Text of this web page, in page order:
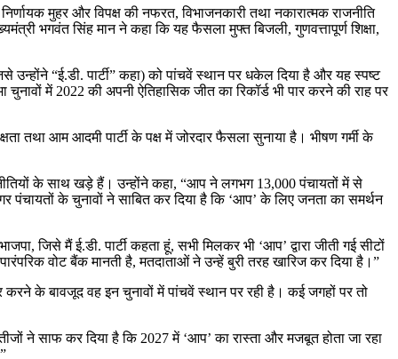
मुहर और विपक्ष की नफरत, विभाजनकारी तथा नकारात्मक राजनीति
भगवंत सिंह मान ने कहा कि यह फैसला मुफ्त बिजली, गुणवत्तापूर्ण शिक्षा,
“ई.डी. पार्टी” कहा) को पांचवें स्थान पर धकेल दिया है और यह स्पष्ट
में 2022 की अपनी ऐतिहासिक जीत का रिकॉर्ड भी पार करने की राह पर
तथा आम आदमी पार्टी के पक्ष में जोरदार फैसला सुनाया है। भीषण गर्मी के
नीतियों के साथ खड़े हैं। उन्होंने कहा, “आप ने लगभग 13,000 पंचायतों में से
पंचायतों के चुनावों ने साबित कर दिया है कि ‘आप’ के लिए जनता का समर्थन
जिसे मैं ई.डी. पार्टी कहता हूं, सभी मिलकर भी ‘आप’ द्वारा जीती गई सीटों
वोट बैंक मानती है, मतदाताओं ने उन्हें बुरी तरह खारिज कर दिया है।”
के बावजूद वह इन चुनावों में पांचवें स्थान पर रही है। कई जगहों पर तो
ने साफ कर दिया है कि 2027 में ‘आप’ का रास्ता और मजबूत होता जा रहा